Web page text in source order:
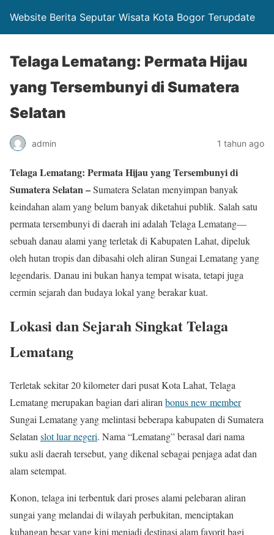
Website Berita Seputar Wisata Kota Bogor Terupdate
Telaga Lematang: Permata Hijau
yang Tersembunyi di Sumatera
Selatan
admin 1 tahun ago
Telaga Lematang: Permata Hijau yang Tersembunyi di
Sumatera Selatan –Sumatera Selatan menyimpan banyak
keindahan alam yang belum banyak diketahui publik. Salah satu
permata tersembunyi di daerah ini adalah Telaga Lematang—
sebuah danau alami yang terletak di Kabupaten Lahat, dipeluk
oleh hutan tropis dan dibasahi oleh aliran Sungai Lematang yang
legendaris. Danau ini bukan hanya tempat wisata, tetapi juga
cermin sejarah dan budaya lokal yang berakar kuat.
Lokasi dan Sejarah Singkat Telaga
Lematang
Terletak sekitar 20 kilometer dari pusat Kota Lahat, Telaga
Lematang merupakan bagian dari aliran bonus new member
Sungai Lematang yang melintasi beberapa kabupaten di Sumatera
Selatan slot luar negeri. Nama “Lematang” berasal dari nama
suku asli daerah tersebut, yang dikenal sebagai penjaga adat dan
alam setempat.
Konon, telaga ini terbentuk dari proses alami pelebaran aliran
sungai yang melandai di wilayah perbukitan, menciptakan
kubangan besar yang kini menjadi destinasi alam favorit bagi